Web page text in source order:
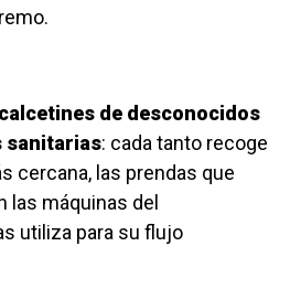
de desconocidos
sanitarias: cada tanto recoge
cercana, las prendas que
las máquinas del
utiliza para su flujo